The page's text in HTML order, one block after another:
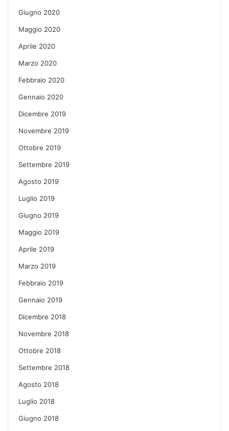
Giugno 2020
Maggio 2020
Aprile 2020
Marzo 2020
Febbraio 2020
Gennaio 2020
Dicembre 2019
Novembre 2019
Ottobre 2019
Settembre 2019
Agosto 2019
Luglio 2019
Giugno 2019
Maggio 2019
Aprile 2019
Marzo 2019
Febbraio 2019
Gennaio 2019
Dicembre 2018
Novembre 2018
Ottobre 2018
Settembre 2018
Agosto 2018
Luglio 2018
Giugno 2018